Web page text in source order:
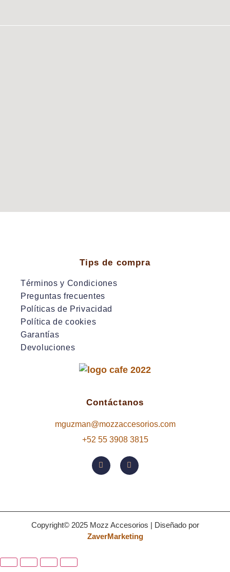
Tips de compra
Términos y Condiciones
Preguntas frecuentes
Políticas de Privacidad
Política de cookies
Garantías
Devoluciones
Contáctanos
mguzman@mozzaccesorios.com
+52 55 3908 3815
Copyright© 2025 Mozz Accesorios | Diseñado por
ZaverMarketing